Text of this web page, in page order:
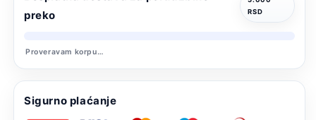
Riba
preko
RSD
Proveravam korpu…
Sigurno plaćanje